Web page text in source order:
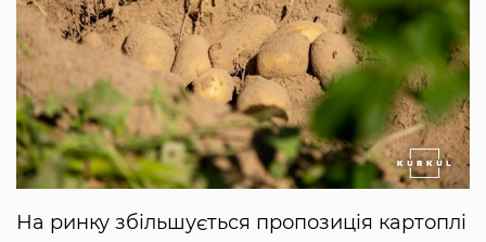
На ринку збільшується пропозиція картоплі